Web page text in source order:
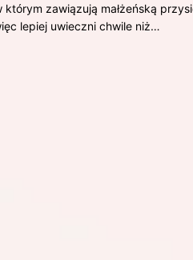
którym zawiązują małżeńską
lepiej uwieczni chwile niż…